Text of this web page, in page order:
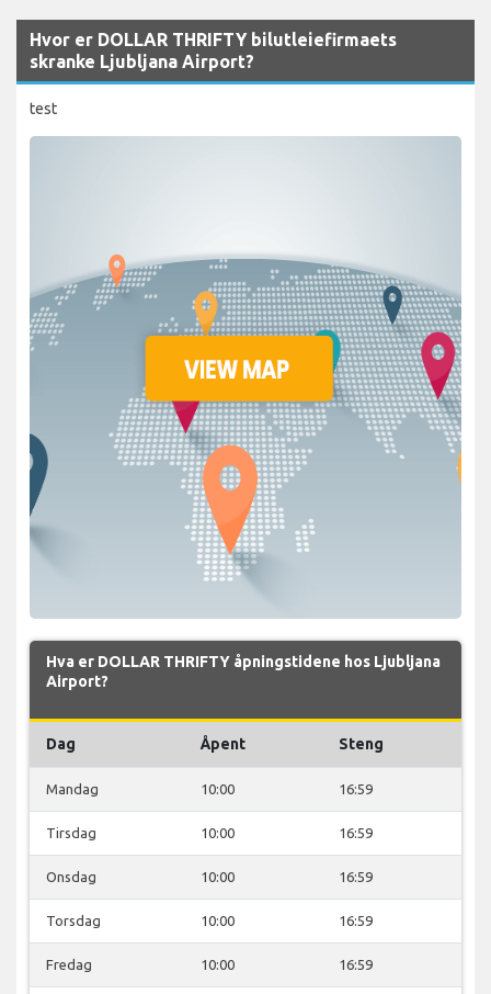
Hvor er DOLLAR THRIFTY bilutleiefirmaets
skranke Ljubljana Airport?
test
Hva er DOLLAR THRIFTY åpningstidene hos Ljubljana
Airport?
Dag Åpent Steng
Mandag 10:00 16:59
Tirsdag 10:00 16:59
Onsdag 10:00 16:59
Torsdag 10:00 16:59
Fredag 10:00 16:59